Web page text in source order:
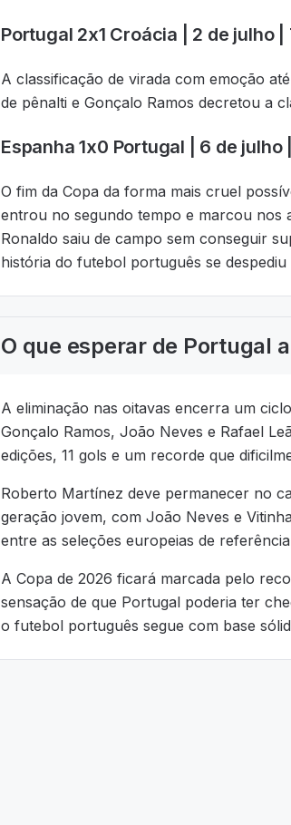
Portugal 2x1 Croácia | 2 de julho |
A classificação de virada com emoção
de pênalti e Gonçalo Ramos decretou a
Espanha 1x0 Portugal | 6 de julho
O fim da Copa da forma mais cruel
entrou no segundo tempo e marcou nos
Ronaldo saiu de campo sem conseguir
história do futebol português se
O que esperar de Portugal
A eliminação nas oitavas encerra um
Gonçalo Ramos, João Neves e Rafael
edições, 11 gols e um recorde que
Roberto Martínez deve permanecer no
geração jovem, com João Neves e
entre as seleções europeias de
A Copa de 2026 ficará marcada pelo
sensação de que Portugal poderia ter
o futebol português segue com base